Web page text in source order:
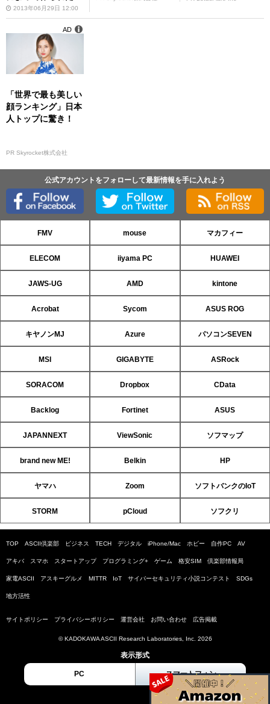
2013年06月29日 12:00
「世界で最も美しい
顔ランキング」日本
人トップに驚き！
PR Skyrocket株式会社
AD
公式アカウントをフォローして最新情報を手に入れよう
FMV mouse マカフィー
ELECOM iiyama PC HUAWEI
JAWS-UG AMD kintone
Acrobat Sycom ASUS ROG
キヤノンMJ Azure パソコンSEVEN
MSI GIGABYTE ASRock
SORACOM Dropbox CData
Backlog Fortinet ASUS
JAPANNEXT ViewSonic ソフマップ
brand new ME! Belkin HP
ヤマハ Zoom ソフトバンクのIoT
STORM pCloud ソフクリ
TOP ASCII倶楽部 ビジネス TECH デジタル iPhone/Mac ホビー 自作PC AV
アキバ スマホ スタートアップ プログラミング+ ゲーム 格安SIM 倶楽部情報局
家電ASCII アスキーグルメ MITTR IoT サイバーセキュリティ小説コンテスト SDGs
地方活性
サイトポリシー プライバシーポリシー 運営会社 お問い合わせ 広告掲載
© KADOKAWA ASCII Research Laboratories, Inc. 2026
表示形式
PC スマートフォン